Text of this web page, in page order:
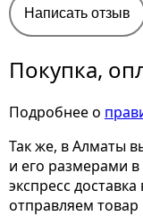
Написать отзыв
Покупка,
Подробнее о
Так же, в Алматы
и его размерами
экспресс
отправляем